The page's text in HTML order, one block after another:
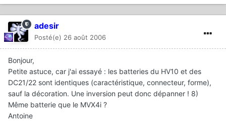
adesir
Posté(e) 26 août 2006
Bonjour,
Petite astuce, car j'ai essayé : les batteries du HV10 et des
DC21/22 sont identiques (caractéristique, connecteur, forme),
sauf la décoration. Une inversion peut donc dépanner ! 8)
Même batterie que le MVX4i ?
Antoine